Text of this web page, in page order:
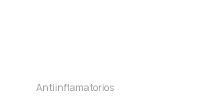
Antiinflamatorios
pueden